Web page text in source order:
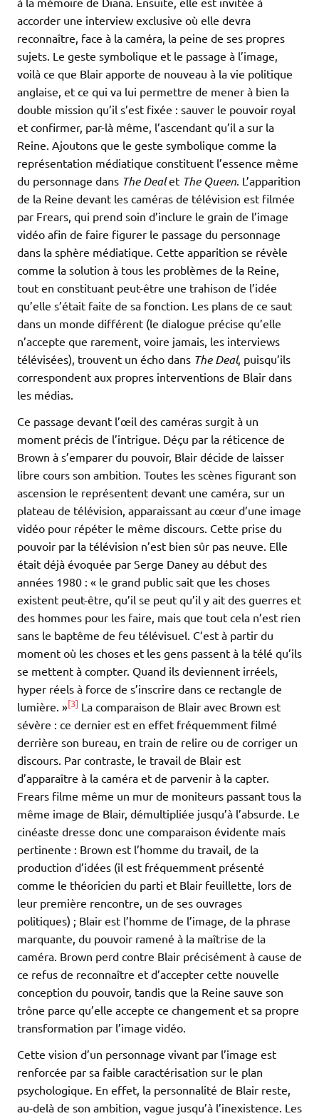
accorder une interview exclusive où elle devra
reconnaître, face à la caméra, la peine de ses propres
sujets. Le geste symbolique et le passage à l’image,
voilà ce que Blair apporte de nouveau à la vie politique
anglaise, et ce qui va lui permettre de mener à bien la
double mission qu’il s’est fixée : sauver le pouvoir royal
et confirmer, par-là même, l’ascendant qu’il a sur la
Reine. Ajoutons que le geste symbolique comme la
représentation médiatique constituent l’essence même
du personnage dans The Dealet The Queen. L’apparition
de la Reine devant les caméras de télévision est filmée
par Frears, qui prend soin d’inclure le grain de l’image
vidéo afin de faire figurer le passage du personnage
dans la sphère médiatique. Cette apparition se révèle
comme la solution à tous les problèmes de la Reine,
tout en constituant peut-être une trahison de l’idée
qu’elle s’était faite de sa fonction. Les plans de ce saut
dans un monde différent (le dialogue précise qu’elle
n’accepte que rarement, voire jamais, les interviews
télévisées), trouvent un écho dans The Deal, puisqu’ils
correspondent aux propres interventions de Blair dans
les médias.
Ce passage devant l’œil des caméras surgit à un
moment précis de l’intrigue. Déçu par la réticence de
Brown à s’emparer du pouvoir, Blair décide de laisser
libre cours son ambition. Toutes les scènes figurant son
ascension le représentent devant une caméra, sur un
plateau de télévision, apparaissant au cœur d’une image
vidéo pour répéter le même discours. Cette prise du
pouvoir par la télévision n’est bien sûr pas neuve. Elle
était déjà évoquée par Serge Daney au début des
années 1980 : « le grand public sait que les choses
existent peut-être, qu’il se peut qu’il y ait des guerres et
des hommes pour les faire, mais que tout cela n’est rien
sans le baptême de feu télévisuel. C’est à partir du
moment où les choses et les gens passent à la télé qu’ils
se mettent à compter. Quand ils deviennent irréels,
hyper réels à force de s’inscrire dans ce rectangle de
lumière. »[3] La comparaison de Blair avec Brown est
sévère : ce dernier est en effet fréquemment filmé
derrière son bureau, en train de relire ou de corriger un
discours. Par contraste, le travail de Blair est
d’apparaître à la caméra et de parvenir à la capter.
Frears filme même un mur de moniteurs passant tous la
même image de Blair, démultipliée jusqu’à l’absurde. Le
cinéaste dresse donc une comparaison évidente mais
pertinente : Brown est l’homme du travail, de la
production d’idées (il est fréquemment présenté
comme le théoricien du parti et Blair feuillette, lors de
leur première rencontre, un de ses ouvrages
politiques) ; Blair est l’homme de l’image, de la phrase
marquante, du pouvoir ramené à la maîtrise de la
caméra. Brown perd contre Blair précisément à cause de
ce refus de reconnaître et d’accepter cette nouvelle
conception du pouvoir, tandis que la Reine sauve son
trône parce qu’elle accepte ce changement et sa propre
transformation par l’image vidéo.
Cette vision d’un personnage vivant par l’image est
renforcée par sa faible caractérisation sur le plan
psychologique. En effet, la personnalité de Blair reste,
au-delà de son ambition, vague jusqu’à l’inexistence. Les